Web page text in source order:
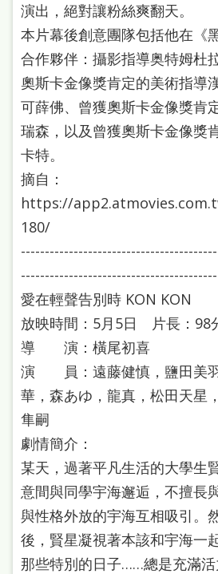
演出，絕對讓粉絲爽翻天。
本片幕後創意團隊包括他在《
合作夥伴：攝影指導奥特姆杜
奧斯卡金像獎肯定的美術指導
可薛佛、曾獲奧斯卡金像獎肯
瑞森，以及曾獲奧斯卡金像獎
卡特。
摘自：
https://
180/
愛在輕聲告別時 KON KON
放映時間：5月5日 片長：
導 演：橫尾初喜
演 員：遠藤健慎，鹽田美
華，森あゆ，龍真，松田天星
隼嗣
劇情簡介：
某天，過著平凡生活的大學生
意間與同學宇海邂逅，不擅長
與性格外放的宇海互相吸引。
後，賢星凝視著本該和宇海一
那些特別的日子……總是充滿